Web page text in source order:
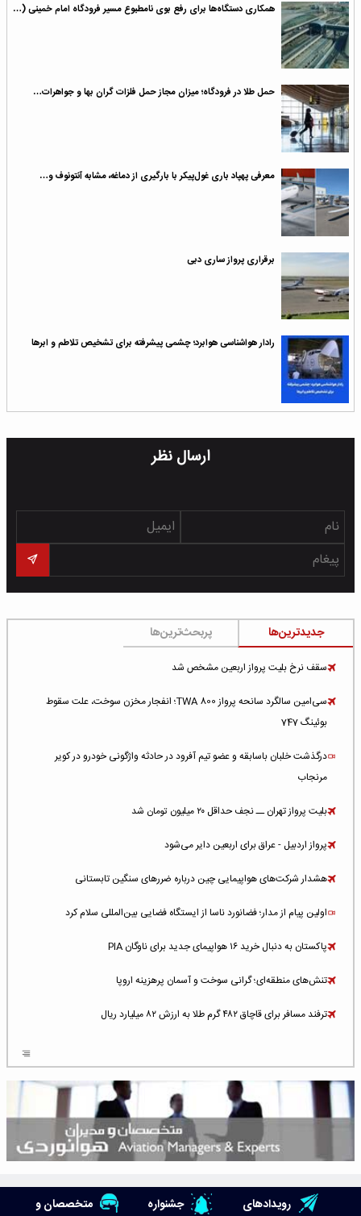
همکاری دستگاه‌ها برای رفع بوی نامطبوع مسیر فرودگاه امام خمینی (…
حمل طلا در فرودگاه؛ میزان مجاز حمل فلزات گران‌ بها و جواهرات…
معرفی پهپاد باری غول‌پیکر با بارگیری از دماغه، مشابه آنتونوف و…
برقراری پرواز ساری دبی
رادار هواشناسی هوابرد؛ چشمی پیشرفته برای تشخیص تلاطم و ابرها
ارسال نظر
جدیدترین‌ها پربحث‌ترین‌ها
سقف نرخ بلیت پرواز اربعین مشخص شد
سی‌امین سالگرد سانحه پرواز TWA 800؛ انفجار مخزن سوخت، علت سقوط
بوئینگ 747
درگذشت خلبان باسابقه و عضو تیم آفرود در حادثه واژگونی خودرو در کویر
مرنجاب
بلیت پرواز تهران ــ نجف حداقل ۲۰ میلیون تومان شد
پرواز اردبیل - عراق برای اربعین دایر می‌شود
هشدار شرکت‌های هواپیمایی چین درباره ضررهای سنگین تابستانی
اولین پیام از مدار؛ فضانورد ناسا از ایستگاه فضایی بین‌المللی سلام کرد
پاکستان به دنبال خرید ۱۶ هواپیمای جدید برای ناوگان PIA
تنش‌های منطقه‌ای؛ گرانی سوخت و آسمان پرهزینه اروپا
ترفند مسافر برای قاچاق ۴۸۲ گرم طلا به ارزش ۸۲ میلیارد ریال
شلوغ‌ترین فرودگاه‌های اروپا در ۲۰۲۵: لندن، استانبول و پاریس
پخش زنده پرواز سیزدهم موشک استارشیپ اسپیس‌ایکس [جمعه ساعت ۰۱:۴۵]
هوش مصنوعی وارد تعمیر و بازرسی موتورهای هواپیما شد
رویدادهای جشنواره متخصصان و